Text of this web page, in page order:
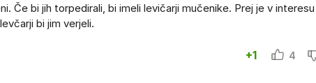
Če bi jih torpedirali, bi imeli levičarji mučenike. Prej je v interesu
bi jim verjeli.
+1 4